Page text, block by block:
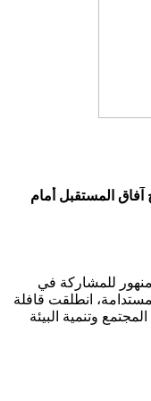
المستقبل أمام
للمشاركة في
انطلقت قافلة
وتنمية البيئة